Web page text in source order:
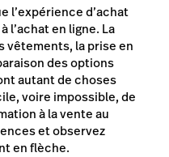
l’expérience d’achat
l’achat en ligne. La
vêtements, la prise en
des options
autant de choses
voire impossible, de
à la vente au
et observez
en flèche.